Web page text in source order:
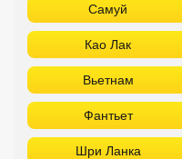
Самуй
Као Лак
Вьетнам
Фантьет
Шри Ланка